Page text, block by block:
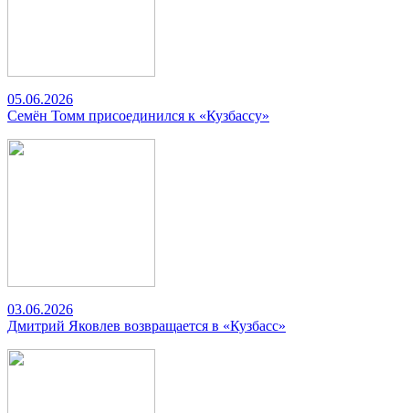
05.06.2026
Семён Томм присоединился к «Кузбассу»
03.06.2026
Дмитрий Яковлев возвращается в «Кузбасс»